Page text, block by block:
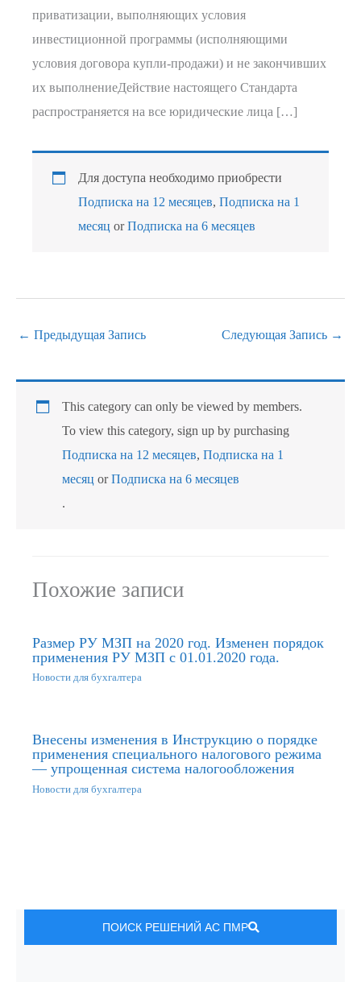
приватизации, выполняющих условия
инвестиционной программы (исполняющими
условия договора купли-продажи) и не закончивших
их выполнениеДействие настоящего Стандарта
распространяется на все юридические лица […]
Для доступа необходимо приобрести
Подписка на 12 месяцев,Подписка на 1
месяц orПодписка на 6 месяцев
← Предыдущая Запись Следующая Запись →
This category can only be viewed by members.
To view this category, sign up by purchasing
Подписка на 12 месяцев,Подписка на 1
месяц orПодписка на 6 месяцев
.
Похожие записи
Размер РУ МЗП на 2020 год. Изменен порядок
применения РУ МЗП с 01.01.2020 года.
Новости для бухгалтера
Внесены изменения в Инструкцию о порядке
применения специального налогового режима
— упрощенная система налогообложения
Новости для бухгалтера
ПОИСК РЕШЕНИЙ АС ПМР